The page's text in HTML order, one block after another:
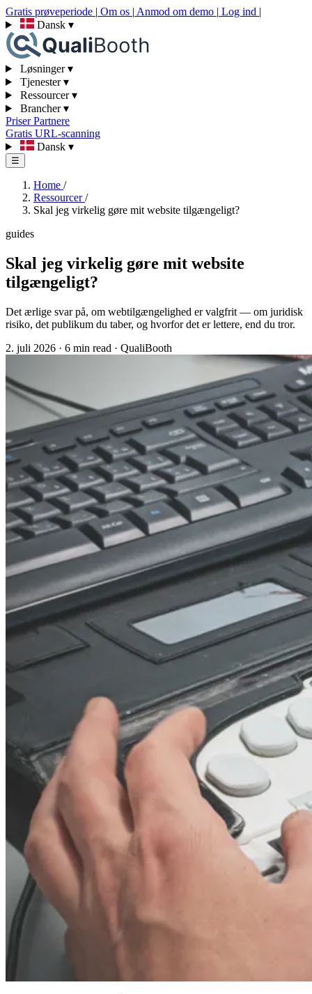
Gratis prøveperiode | Om os | Anmod om demo | Log ind |
Dansk ▾
Løsninger▾
Tjenester▾
Ressourcer▾
Brancher▾
PriserPartnere
Gratis URL-scanning
Dansk ▾
☰
Home /
Ressourcer/
Skal jeg virkelig gøre mit website tilgængeligt?
guides
Skal jeg virkelig gøre mit website
tilgængeligt?
Det ærlige svar på, om webtilgængelighed er valgfrit — om juridisk
risiko, det publikum du taber, og hvorfor det er lettere, end du tror.
2. juli 2026 · 6 min read · QualiBooth